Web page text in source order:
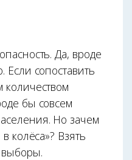
Да, вроде
Если сопоставить
количеством
бы совсем
Но зачем
колёса»? Взять